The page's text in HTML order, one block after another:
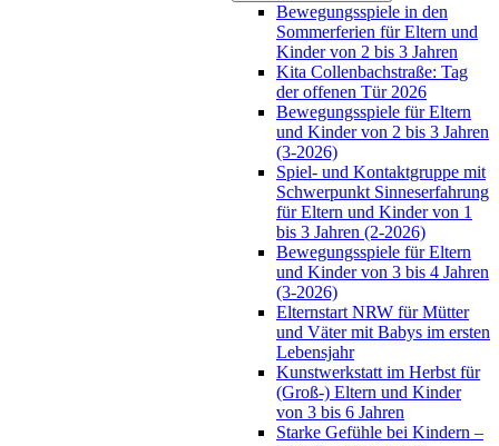
Bewegungsspiele in den
Sommerferien für Eltern und
Kinder von 2 bis 3 Jahren
Kita Collenbachstraße: Tag
der offenen Tür 2026
Bewegungsspiele für Eltern
und Kinder von 2 bis 3 Jahren
(3-2026)
Spiel- und Kontaktgruppe mit
Schwerpunkt Sinneserfahrung
für Eltern und Kinder von 1
bis 3 Jahren (2-2026)
Bewegungsspiele für Eltern
und Kinder von 3 bis 4 Jahren
(3-2026)
Elternstart NRW für Mütter
und Väter mit Babys im ersten
Lebensjahr
Kunstwerkstatt im Herbst für
(Groß-) Eltern und Kinder
von 3 bis 6 Jahren
Starke Gefühle bei Kindern –